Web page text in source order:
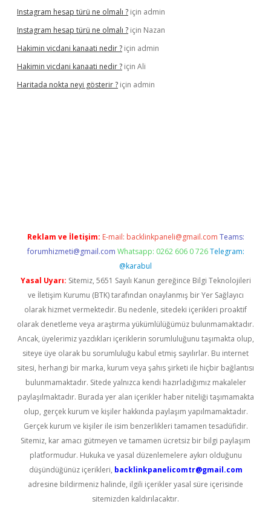
Instagram hesap türü ne olmalı ? için admin
Instagram hesap türü ne olmalı ? için Nazan
Hakimin vicdani kanaati nedir ? için admin
Hakimin vicdani kanaati nedir ? için Ali
Haritada nokta neyi gösterir ? için admin
Reklam ve İletişim: E-mail: backlinkpaneli@gmail.com Teams:
forumhizmeti@gmail.com Whatsapp: 0262 606 0 726 Telegram:
@karabul
Yasal Uyarı: Sitemiz, 5651 Sayılı Kanun gereğince Bilgi Teknolojileri
ve İletişim Kurumu (BTK) tarafından onaylanmış bir Yer Sağlayıcı
olarak hizmet vermektedir. Bu nedenle, sitedeki içerikleri proaktif
olarak denetleme veya araştırma yükümlülüğümüz bulunmamaktadır.
Ancak, üyelerimiz yazdıkları içeriklerin sorumluluğunu taşımakta olup,
siteye üye olarak bu sorumluluğu kabul etmiş sayılırlar. Bu internet
sitesi, herhangi bir marka, kurum veya şahıs şirketi ile hiçbir bağlantısı
bulunmamaktadır. Sitede yalnızca kendi hazırladığımız makaleler
paylaşılmaktadır. Burada yer alan içerikler haber niteliği taşımamakta
olup, gerçek kurum ve kişiler hakkında paylaşım yapılmamaktadır.
Gerçek kurum ve kişiler ile isim benzerlikleri tamamen tesadüfidir.
Sitemiz, kar amacı gütmeyen ve tamamen ücretsiz bir bilgi paylaşım
platformudur. Hukuka ve yasal düzenlemelere aykırı olduğunu
düşündüğünüz içerikleri, backlinkpanelicomtr@gmail.com
adresine bildirmeniz halinde, ilgili içerikler yasal süre içerisinde
sitemizden kaldırılacaktır.